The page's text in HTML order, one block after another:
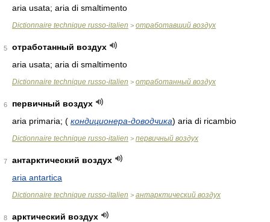
aria usata; aria di smaltimento
Dictionnaire technique russo-italien > отработавший воздух
5
отработанный воздух
aria usata; aria di smaltimento
Dictionnaire technique russo-italien > отработанный воздух
6
первичный воздух
aria primaria; ( кондиционера-доводчика) aria di ricambio
Dictionnaire technique russo-italien > первичный воздух
7
антарктический воздух
aria antartica
Dictionnaire technique russo-italien > антарктический воздух
8
арктический воздух